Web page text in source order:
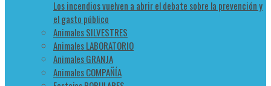
Los incendios vuelven a abrir el debate sobre la prevención y
el gasto público
Animales SILVESTRES
Animales LABORATORIO
Animales GRANJA
Animales COMPAÑÍA